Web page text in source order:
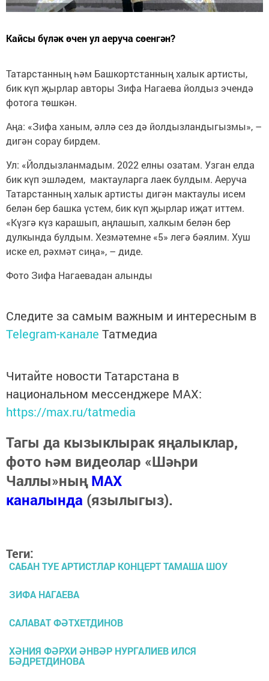
Кайсы бүләк өчен ул аеруча сөенгән?
Татарстанның һәм Башкортстанның халык артисты,
бик күп җырлар авторы Зифа Нагаева йолдыз эчендә
фотога төшкән.
Аңа: «Зифа ханым, әллә сез дә йолдызландыгызмы», –
дигән сорау бирдем.
Ул: «Йолдызланмадым. 2022 елны озатам. Узган елда
бик күп эшләдем, мактауларга лаек булдым. Аеруча
Татарстанның халык артисты дигән мактаулы исем
белән бер башка үстем, бик күп җырлар иҗат иттем.
«Күзгә күз карашып, аңлашып, халкым белән бер
дулкында булдым. Хезмәтемне «5» легә бәялим. Хуш
иске ел, рәхмәт сиңа», – диде.
Фото Зифа Нагаевадан алынды
Следите за самым важным и интересным в
Telegram-канале Татмедиа
Читайте новости Татарстана в
национальном мессенджере MАХ:
https://max.ru/tatmedia
Тагы да кызыклырак яңалыклар,
фото һәм видеолар «Шәһри
Чаллы»ныңMAX
каналында (язылыгыз).
Теги:
САБАН ТУЕ АРТИСТЛАР КОНЦЕРТ ТАМАША ШОУ
ЗИФА НАГАЕВА
САЛАВАТ ФӘТХЕТДИНОВ
ХӘНИЯ ФӘРХИ ӘНВӘР НУРГАЛИЕВ ИЛСЯ
БӘДРЕТДИНОВА